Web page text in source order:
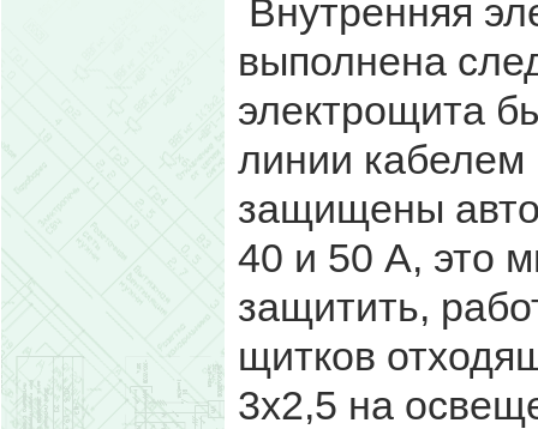
Внутренняя
выполнена
электрощита
линии
защищены
40 и 50 А, это
защитить,
щитков
3х2,5 на